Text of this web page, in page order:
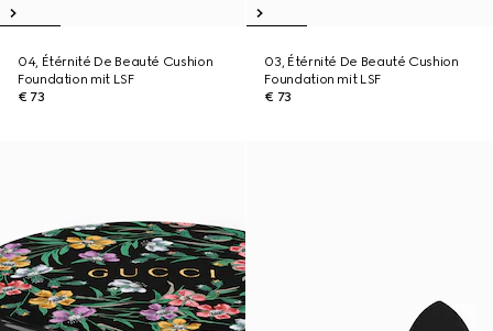
04, Étérnité De Beauté Cushion
Foundation mit LSF
€ 73
03, Étérnité De Beauté Cushion
Foundation mit LSF
€ 73